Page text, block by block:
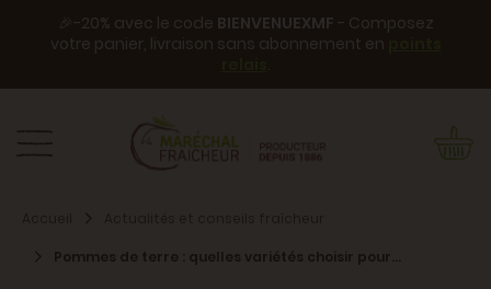
🎉-20% avec le code BIENVENUEXMF - Composez
votre panier, livraison sans abonnement en
.
Pommes de terre : quelles variétés choisir pour...